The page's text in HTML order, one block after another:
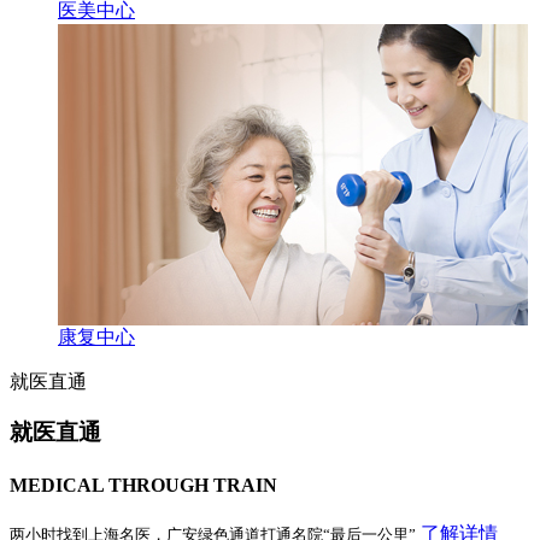
医美中心
康复中心
就医直通
就医直通
MEDICAL THROUGH TRAIN
两小时找到上海名医，广安绿色通道打通名院“最后一公里” 了解详情